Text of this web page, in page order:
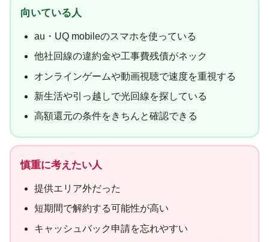
向いている人
au・UQ mobileのスマホを使っている
他社回線の違約金や工事費残債がネック
オンラインゲームや動画視聴で速度を重視する
新生活や引っ越しで光回線を探している
高額還元の条件をきちんと確認できる
慎重に考えたい人
提供エリア外だった
短期間で解約する可能性が高い
キャッシュバック申請を忘れやすい